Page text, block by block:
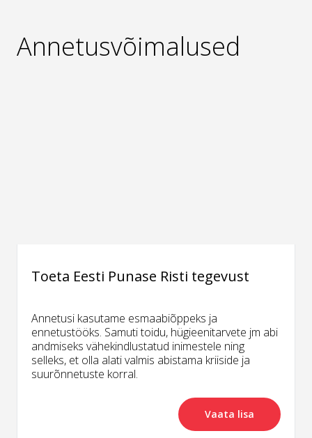
Annetusvõimalused
Toeta Eesti Punase Risti tegevust
Annetusi kasutame esmaabiõppeks ja
ennetustööks. Samuti toidu, hügieenitarvete jm abi
andmiseks vähekindlustatud inimestele ning
selleks, et olla alati valmis abistama kriiside ja
suurõnnetuste korral.
Vaata lisa